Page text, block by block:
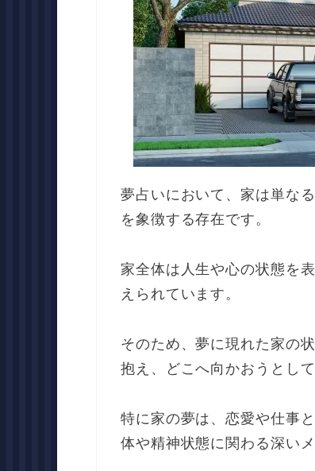
夢占いにおいて、家は単な
を象徴する存在です。
家全体は人生や心の状態を
えられています。
そのため、夢に現れた家の
抱え、どこへ向かおうとし
特に家の夢は、恋愛や仕事
体や精神状態に関わる深い